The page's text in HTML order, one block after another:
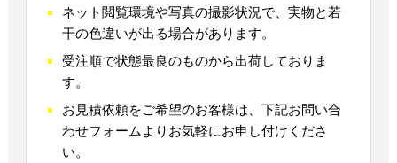
ネット閲覧環境や写真の撮影状況で、実物と若
干の色違いが出る場合があります。
受注順で状態最良のものから出荷しておりま
す。
お見積依頼をご希望のお客様は、下記お問い合
わせフォームよりお気軽にお申し付けくださ
い。